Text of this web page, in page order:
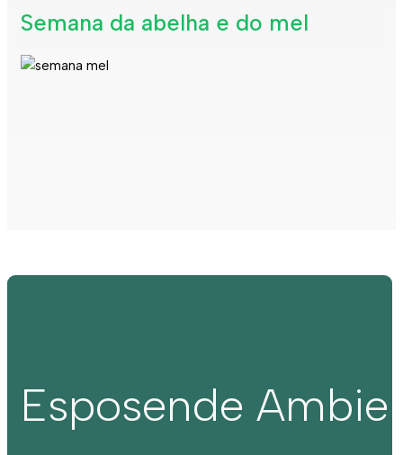
Semana da abelha e do mel
Esposende